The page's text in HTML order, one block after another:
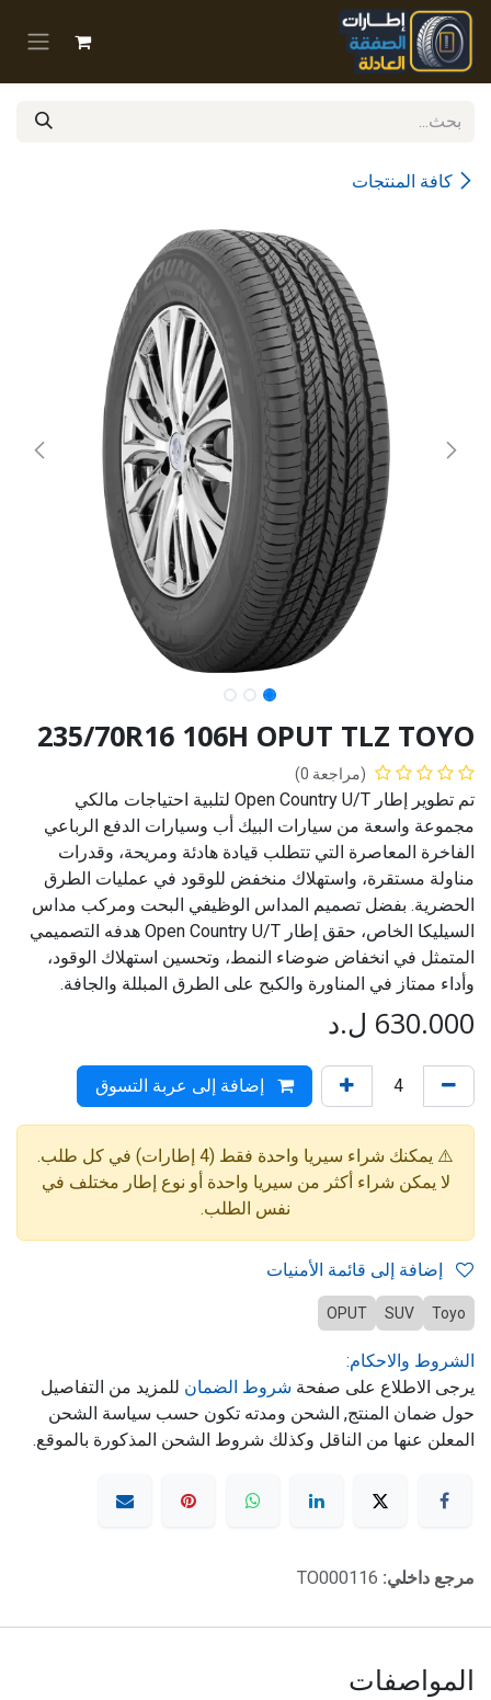
تخطي للذهاب إلى المحتوى
كافة المنتجات
235/70R16 106H OPUT TLZ TOYO
(مراجعة 0)
تم تطوير إطار Open Country U/T لتلبية احتياجات مالكي
مجموعة واسعة من سيارات البيك أب وسيارات الدفع الرباعي
الفاخرة المعاصرة التي تتطلب قيادة هادئة ومريحة، وقدرات
مناولة مستقرة، واستهلاك منخفض للوقود في عمليات الطرق
الحضرية. بفضل تصميم المداس الوظيفي البحت ومركب مداس
السيليكا الخاص، حقق إطار Open Country U/T هدفه التصميمي
المتمثل في انخفاض ضوضاء النمط، وتحسين استهلاك الوقود،
وأداء ممتاز في المناورة والكبح على الطرق المبللة والجافة.
630.000 ل.د
إضافة إلى عربة التسوق
⚠️ يمكنك شراء سيريا واحدة فقط (4 إطارات) في كل طلب.
لا يمكن شراء أكثر من سيريا واحدة أو نوع إطار مختلف في
نفس الطلب.
Toyo
SUV
OPUT
الشروط والاحكام:
يرجى الاطلاع على صفحة شروط الضمان للمزيد من التفاصيل
حول ضمان المنتج, الشحن ومدته تكون حسب سياسة الشحن
المعلن عنها من الناقل وكذلك شروط الشحن المذكورة بالموقع.
مرجع داخلي: TO000116
المواصفات